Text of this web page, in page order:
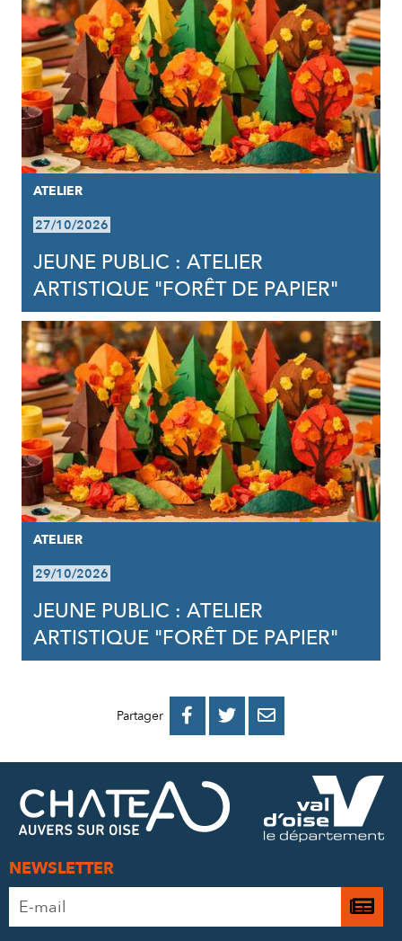
ATELIER
27/10/2026
JEUNE PUBLIC : ATELIER
ARTISTIQUE "FORÊT DE PAPIER"
ATELIER
29/10/2026
JEUNE PUBLIC : ATELIER
ARTISTIQUE "FORÊT DE PAPIER"
Partager 
PARTAGER
FACEBOOK
PARTAGER
PARTAGER
MAIL
NEWSLETTER
Adresse
e-
Je